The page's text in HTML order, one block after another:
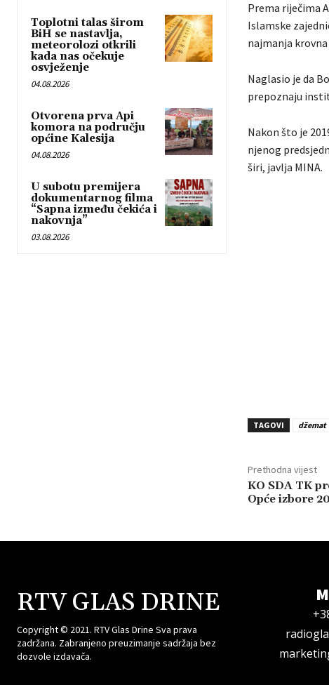
Toplotni talas širom
BiH se nastavlja,
meteorolozi otkrili
kada nas očekuje
osvježenje
04.08.2026
Otvorena prva Api
komora na području
općine Kalesija
04.08.2026
U subotu premijera
dokumentarnog filma
“Sapna između čekića i
nakovnja”
03.08.2026
Prema riječima
Islamske
najmanja
Naglasio je da
prepoznaju
Nakon što je
njenog
širi, javlja MINA.
TAGOVI džemat
Prethodna vijest
KO SDA TK
Opće izbore
RTV GLAS DRINE
Copyright © 2021. RTV Glas Drine Sva prava
zadržana. Zabranjeno preuzimanje sadržaja bez
dozvole izdavača.